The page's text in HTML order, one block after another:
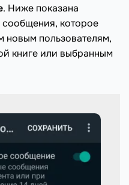
. Ниже показана
сообщения, которое
новым пользователям,
книге или выбранным